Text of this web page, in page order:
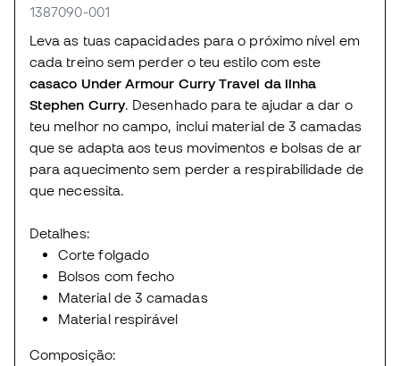
1387090-001
Leva as tuas capacidades para o próximo nível em
cada treino sem perder o teu estilo com este
casaco Under Armour Curry Travel da linha
Stephen Curry. Desenhado para te ajudar a dar o
teu melhor no campo, inclui material de 3 camadas
que se adapta aos teus movimentos e bolsas de ar
para aquecimento sem perder a respirabilidade de
que necessita.
Detalhes:
Corte folgado
Bolsos com fecho
Material de 3 camadas
Material respirável
Composição: